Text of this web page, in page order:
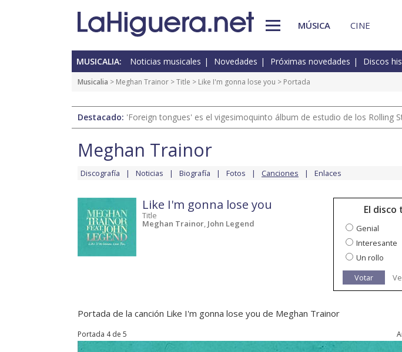
MÚSICA CINE
MUSICALIA: Noticias musicales Novedades Próximas novedades Discos
Musicalia > Meghan Trainor >Title > Like I'm gonna lose you > Portada
Destacado: 'Foreign tongues' es el vigesimoquinto álbum de estudio de los Rolling
Meghan Trainor
Discografía Noticias Biografía Fotos Canciones Enlaces
Like I'm gonna lose you
Title
Meghan Trainor, John Legend
El disco
Genial
Interesante
Un rollo
Votar
Portada de la canción Like I'm gonna lose you de Meghan Trainor
Portada 4 de 5